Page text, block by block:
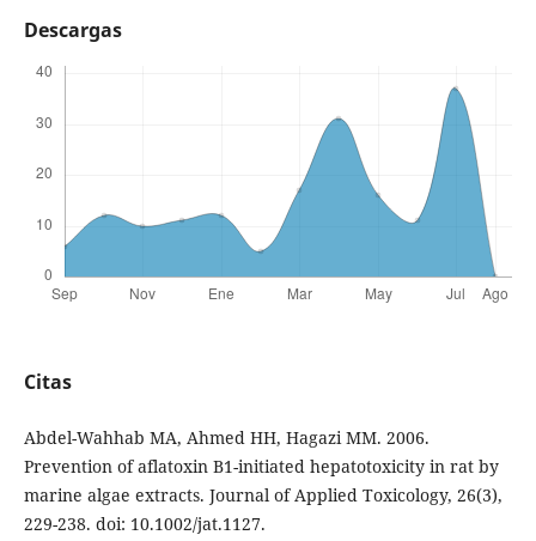
Descargas
Citas
Abdel-Wahhab MA, Ahmed HH, Hagazi MM. 2006.
Prevention of aflatoxin B1-initiated hepatotoxicity in rat by
marine algae extracts. Journal of Applied Toxicology, 26(3),
229-238. doi: 10.1002/jat.1127.